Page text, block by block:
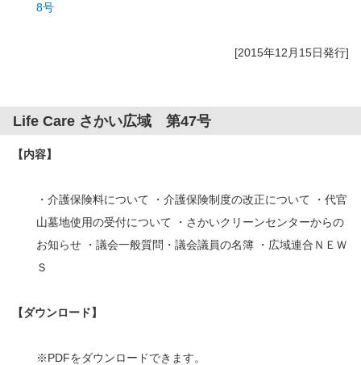
8号
[2015年12月15日発行]
Life Care さかい広域 第47号
【内容】
・介護保険料について ・介護保険制度の改正について ・代官
山墓地使用の受付について ・さかいクリーンセンターからの
お知らせ ・議会一般質問・議会議員の名簿 ・広域連合ＮＥＷ
Ｓ
【ダウンロード】
※PDFをダウンロードできます。